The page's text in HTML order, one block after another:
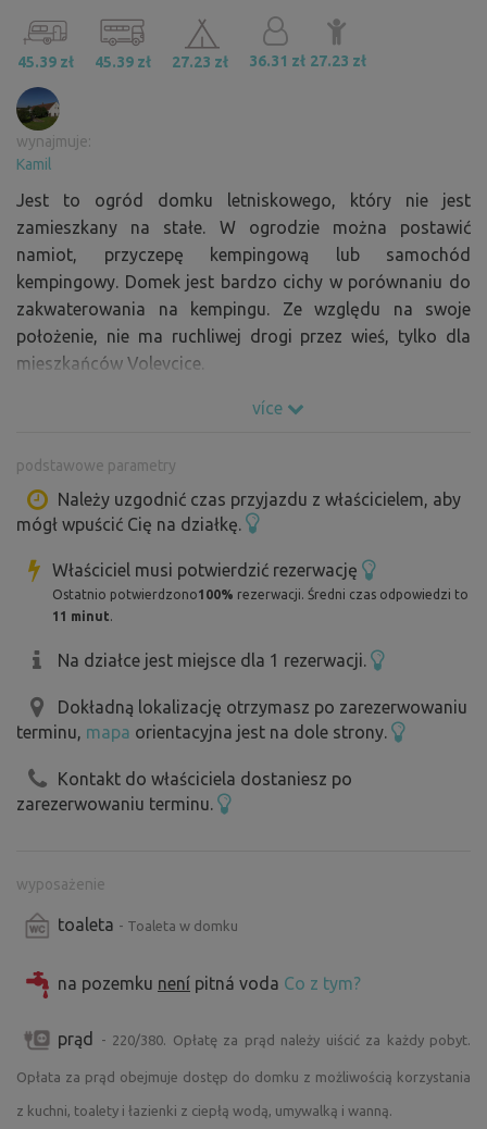
45.39 zł 45.39 zł 27.23 zł 36.31 zł 27.23 zł
wynajmuje:
Kamil
Jest to ogród domku letniskowego, który nie jest
zamieszkany na stałe. W ogrodzie można postawić
namiot, przyczepę kempingową lub samochód
kempingowy. Domek jest bardzo cichy w porównaniu do
zakwaterowania na kempingu. Ze względu na swoje
położenie, nie ma ruchliwej drogi przez wieś, tylko dla
mieszkańców Volevcice.
více
podstawowe parametry
Należy uzgodnić czas przyjazdu z właścicielem, aby
mógł wpuścić Cię na działkę.
Właściciel musi potwierdzić rezerwację
Ostatnio potwierdzono100% rezerwacji. Średni czas odpowiedzi to
11 minut.
Na działce jest miejsce dla 1 rezerwacji.
Dokładną lokalizację otrzymasz po zarezerwowaniu
terminu, mapa orientacyjna jest na dole strony.
Kontakt do właściciela dostaniesz po
zarezerwowaniu terminu.
wyposażenie
toaleta - Toaleta w domku
na pozemku není pitná voda Co z tym?
prąd - 220/380. Opłatę za prąd należy uiścić za każdy pobyt.
Opłata za prąd obejmuje dostęp do domku z możliwością korzystania
z kuchni, toalety i łazienki z ciepłą wodą, umywalką i wanną.